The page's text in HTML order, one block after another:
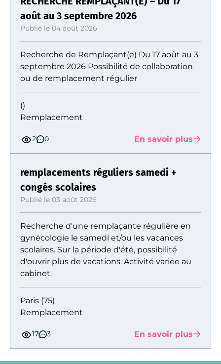
août au 3 septembre 2026
Publié le 04 août 2026
Recherche de Remplaçant(e) Du 17 août au 3
septembre 2026 Possibilité de collaboration
ou de remplacement régulier
()
Remplacement
2 0 En savoir plus
remplacements réguliers samedi +
congés scolaires
Publié le 03 août 2026
Recherche d'une remplaçante régulière en
gynécologie le samedi et/ou les vacances
scolaires. Sur la période d'été, possibilité
d'ouvrir plus de vacations. Activité variée au
cabinet.
Paris (75)
Remplacement
17 3 En savoir plus